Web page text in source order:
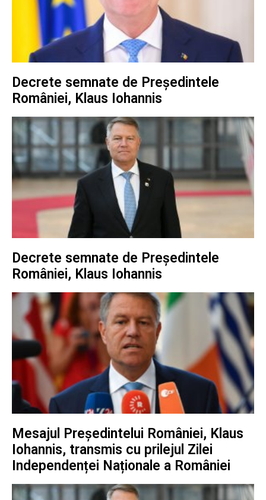
Decrete semnate de Președintele
României, Klaus Iohannis
Decrete semnate de Președintele
României, Klaus Iohannis
Mesajul Președintelui României, Klaus
Iohannis, transmis cu prilejul Zilei
Independenței Naționale a României